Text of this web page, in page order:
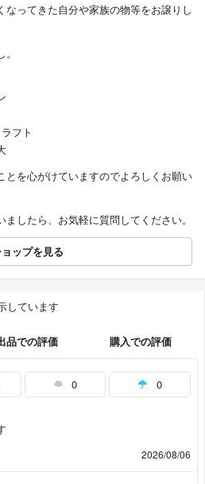
なってきた自分や家族の物等をお譲りし
フト
とを心がけていますのでよろしくお願い
したら、お気軽に質問してください。
ップを見る
しています
品での評価 購入での評価
0 0
2026/08/06